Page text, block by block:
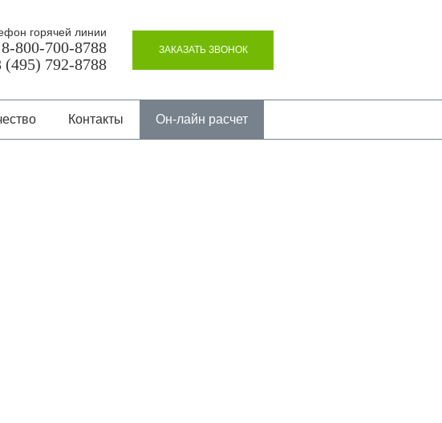
горячей линии
8-800-700-8788
(495) 792-8788
ЗАКАЗАТЬ ЗВОНОК
Контакты Он-лайн расчет